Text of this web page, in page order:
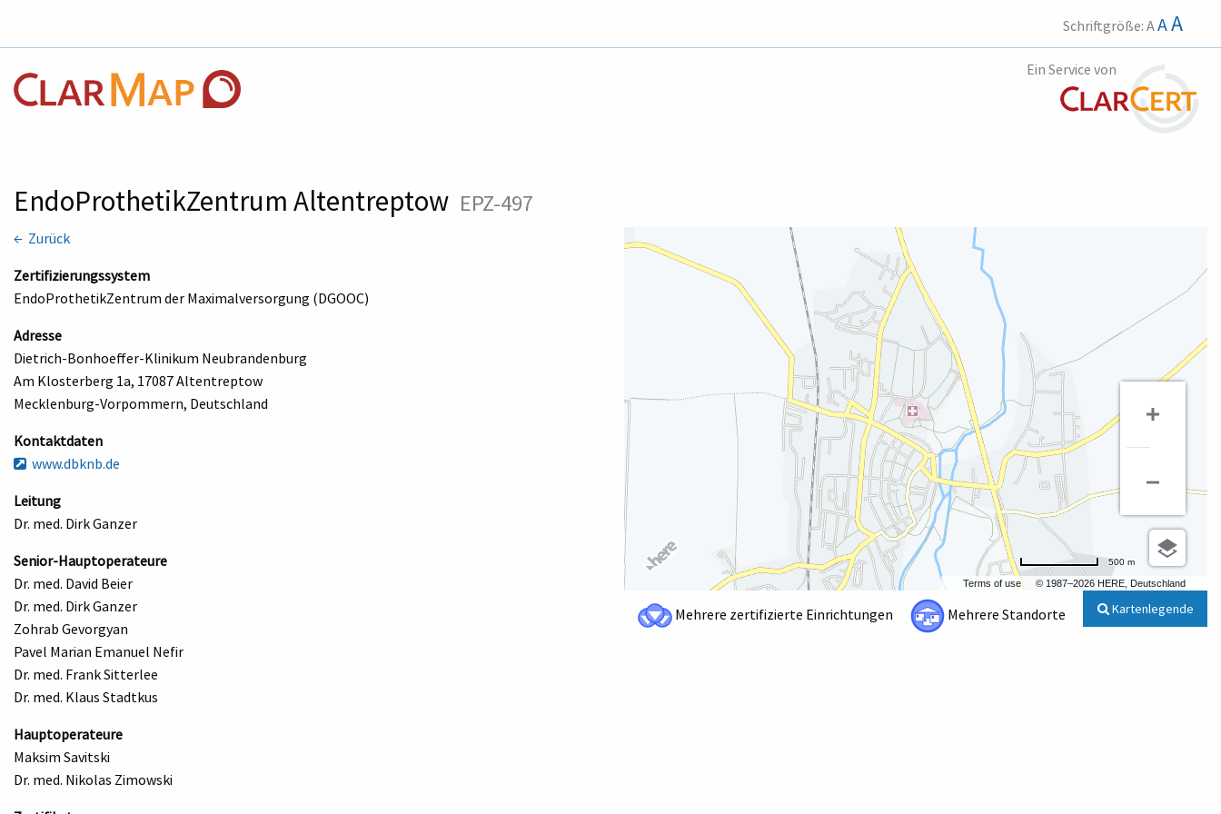
Schriftgröße: AAA
Ein Service von
EndoProthetikZentrum Altentreptow EPZ-497
← Zurück
Zertifizierungssystem
EndoProthetikZentrum der Maximalversorgung (DGOOC)
Adresse
Dietrich-Bonhoeffer-Klinikum Neubrandenburg
Am Klosterberg 1a, 17087 Altentreptow
Mecklenburg-Vorpommern, Deutschland
Kontaktdaten
www.dbknb.de
Leitung
Dr. med. Dirk Ganzer
Senior-Hauptoperateure
Dr. med. David Beier
Dr. med. Dirk Ganzer
Zohrab Gevorgyan
Pavel Marian Emanuel Nefir
Dr. med. Frank Sitterlee
Dr. med. Klaus Stadtkus
Hauptoperateure
Maksim Savitski
Dr. med. Nikolas Zimowski
Terms of use © 1987–2026 HERE, Deutschland
500 m
Mehrere zertifizierte Einrichtungen Mehrere Standorte Kartenlegende